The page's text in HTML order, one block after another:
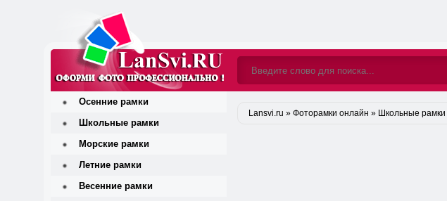
Lansvi.ru » Фоторамки онлайн » Школьные рамки
Осенние рамки
Школьные рамки
Морские рамки
Летние рамки
Весенние рамки